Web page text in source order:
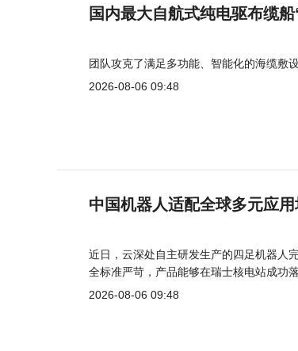
国内最大自航式纯电驱布缆
团队攻克了满足多功能、智能化的海缆敷
2026-08-06 09:48
中国机器人适配全球多元应
近日，云深处自主研发生产的四足机器人
全标准严苛，产品能够在瑞士核电站成功
2026-08-06 09:48